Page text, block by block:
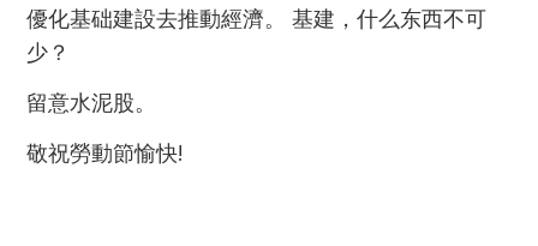
優化基础建設去推動經濟。 基建，什么东西不可
少？
留意水泥股。
敬祝勞動節愉快!